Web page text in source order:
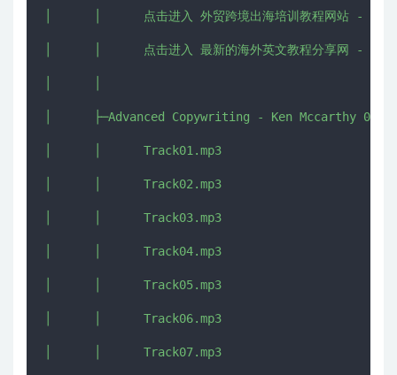
│      │      点击进入 外贸跨境出海培训教程网站 -
│      │      点击进入 最新的海外英文教程分享网 -
│      ├─Advanced Copywriting - Ken Mccarthy 07
│      │      Track01.mp3
│      │      Track02.mp3
│      │      Track03.mp3
│      │      Track04.mp3
│      │      Track05.mp3
│      │      Track06.mp3
│      │      Track07.mp3